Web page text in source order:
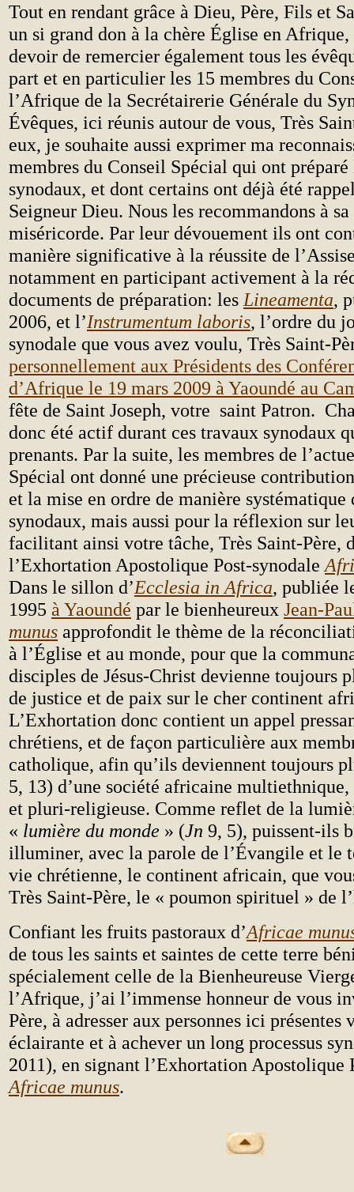
Tout en rendant grâce à Dieu, Père, Fils et
un si grand don à la chère Église en
devoir de remercier également tous les
part et en particulier les 15 membres du
l’Afrique de la Secrétairerie Générale du
Évêques, ici réunis autour de vous, Très
eux, je souhaite aussi exprimer ma
membres du Conseil Spécial qui ont
synodaux, et dont certains ont déjà été
Seigneur Dieu. Nous les recommandons à
miséricorde. Par leur dévouement ils ont
manière significative à la réussite de
notamment en participant activement à la
documents de préparation: les Lineamenta,
2006, et l’Instrumentum laboris, l’ordre du
synodale que vous avez voulu, Très Saint-
personnellement aux Présidents des
d’Afrique le 19 mars 2009 à Yaoundé au
fête de Saint Joseph, votre saint Patron.
donc été actif durant ces travaux synodaux
prenants. Par la suite, les membres de
Spécial ont donné une précieuse
et la mise en ordre de manière systématique
synodaux, mais aussi pour la réflexion sur
facilitant ainsi votre tâche, Très Saint-Père,
l’Exhortation Apostolique Post-synodale
Dans le sillon d’Ecclesia in Africa, publiée
1995 à Yaoundé par le bienheureux Jean-
munus approfondit le thème de la
à l’Église et au monde, pour que la
disciples de Jésus-Christ devienne toujours
de justice et de paix sur le cher continent
L’Exhortation donc contient un appel
chrétiens, et de façon particulière aux
catholique, afin qu’ils deviennent toujours
5, 13) d’une société africaine
et pluri-religieuse. Comme reflet de la
« lumière du monde » (Jn 9, 5), puissent-ils
illuminer, avec la parole de l’Évangile et le
vie chrétienne, le continent africain, que
Très Saint-Père, le « poumon spirituel » de
Confiant les fruits pastoraux d’Africae
de tous les saints et saintes de cette terre
spécialement celle de la Bienheureuse
l’Afrique, j’ai l’immense honneur de vous
Père, à adresser aux personnes ici présentes
éclairante et à achever un long processus
2011), en signant l’Exhortation Apostolique
Africae munus.